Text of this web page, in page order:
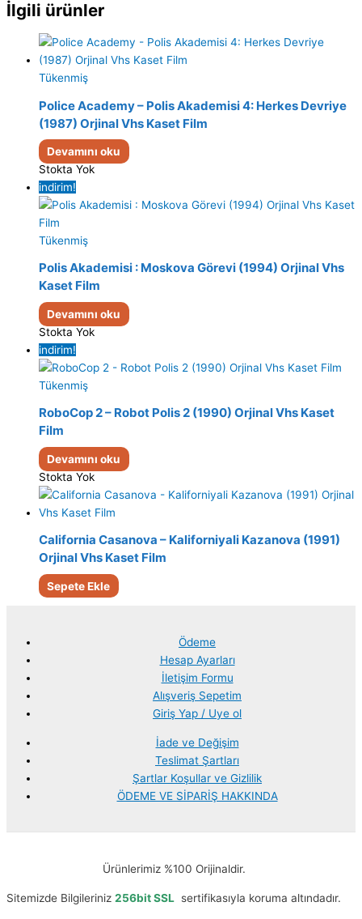
İlgili ürünler
Tükenmiş
Police Academy – Polis Akademisi 4: Herkes Devriye
(1987) Orjinal Vhs Kaset Film
Devamını oku
Stokta Yok
indirim!
Tükenmiş
Polis Akademisi : Moskova Görevi (1994) Orjinal Vhs
Kaset Film
Devamını oku
Stokta Yok
indirim!
Tükenmiş
RoboCop 2 – Robot Polis 2 (1990) Orjinal Vhs Kaset
Film
Devamını oku
Stokta Yok
California Casanova – Kaliforniyali Kazanova (1991)
Orjinal Vhs Kaset Film
Sepete Ekle
Ödeme
Hesap Ayarları
İletişim Formu
Alışveriş Sepetim
Giriş Yap / Uye ol
İade ve Değişim
Teslimat Şartları
Şartlar Koşullar ve Gizlilik
ÖDEME VE SİPARİŞ HAKKINDA
Ürünlerimiz %100 Orijinaldir.
Sitemizde Bilgileriniz 256bit SSL sertifikasıyla koruma altındadır.